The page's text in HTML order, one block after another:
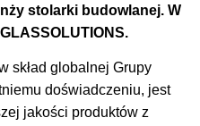
stolarki budowlanej. W
skład globalnej Grupy
doświadczeniu, jest
jakości produktów z